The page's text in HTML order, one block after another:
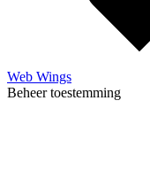
Web Wings
Beheer toestemming